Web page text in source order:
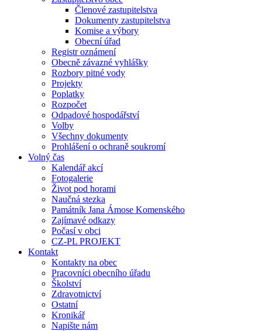
Členové zastupitelstva
Dokumenty zastupitelstva
Komise a výbory
Obecní úřad
Registr oznámení
Obecně závazné vyhlášky
Rozbory pitné vody
Projekty
Poplatky
Rozpočet
Odpadové hospodářství
Volby
Všechny dokumenty
Prohlášení o ochraně soukromí
Volný čas
Kalendář akcí
Fotogalerie
Život pod horami
Naučná stezka
Památník Jana Ámose Komenského
Zajímavé odkazy
Počasí v obci
CZ-PL PROJEKT
Kontakt
Kontakty na obec
Pracovníci obecního úřadu
Školství
Zdravotnictví
Ostatní
Kronikář
Napište nám